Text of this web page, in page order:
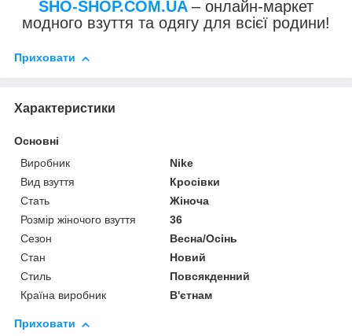
SHO-SHOP.COM.UA – онлайн-маркет
модного взуття та одягу для всієї родини!
Приховати
Характеристики
Основні
Виробник
Nike
Вид взуття
Кросівки
Стать
Жіноча
Розмір жіночого взуття
36
Сезон
Весна/Осінь
Стан
Новий
Стиль
Повсякденний
Країна виробник
В'єтнам
Приховати